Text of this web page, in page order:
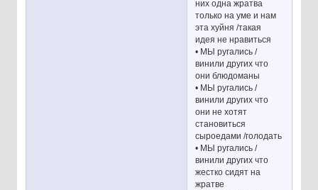
них одна жратва
только на уме и нам
эта хуйня /такая
идея не нравиться
• МЫ ругались /
винили других что
они блюдоманы
• МЫ ругались /
винили других что
они не хотят
становиться
сыроедами /голодать
• МЫ ругались /
винили других что
жестко сидят на
жратве